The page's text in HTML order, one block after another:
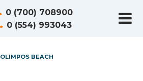
0 (700) 708900
0 (554) 993043
OLIMPOS BEACH